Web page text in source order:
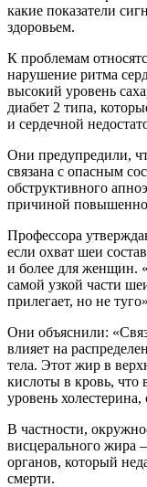
какие показатели
здоровьем.
К проблемам
нарушение ритма
высокий уровень
диабет 2 типа,
и сердечной
Они предупредили,
связана с опасным
обструктивного
причиной
Профессора
если охват шеи
и более для женщин.
самой узкой части
прилегает, но не
Они объяснили:
влияет на
тела. Этот жир в
кислоты в кровь, что
уровень
В частности,
висцерального жира
органов, который
смерти.